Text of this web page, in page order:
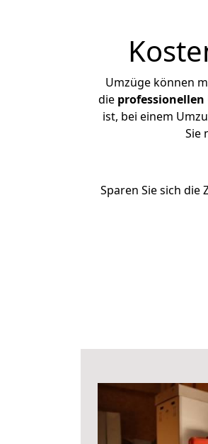
Umzüge können
die professionellen
ist, bei einem
Sie
Sparen Sie sich